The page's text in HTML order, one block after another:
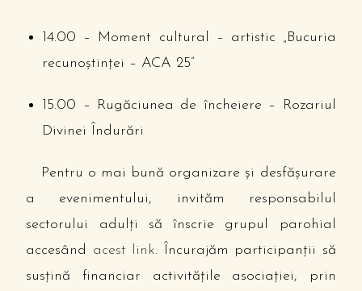
14.00 – Moment cultural – artistic „Bucuria
recunoştinţei – ACA 25”
15.00 – Rugăciunea de încheiere – Rozariul
Divinei Îndurări
Pentru o mai bună organizare şi desfăşurare
a evenimentului, invităm responsabilul
sectorului adulţi să înscrie grupul parohial
accesând acest link. Încurajăm participanţii să
susţină financiar activităţile asociaţiei, prin